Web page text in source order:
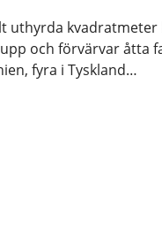
uthyrda
upp och förvärvar åtta
fyra i Tyskland…